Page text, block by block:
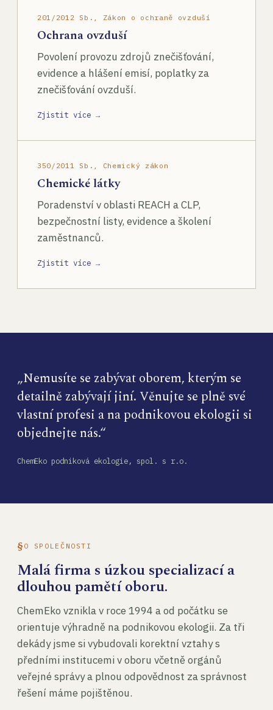
201/2012 Sb., Zákon o ochraně ovzduší
Ochrana ovzduší
Povolení provozu zdrojů znečišťování,
evidence a hlášení emisí, poplatky za
znečišťování ovzduší.
Zjistit více →
350/2011 Sb., Chemický zákon
Chemické látky
Poradenství v oblasti REACH a CLP,
bezpečnostní listy, evidence a školení
zaměstnanců.
Zjistit více →
„Nemusíte se zabývat oborem, kterým se
detailně zabývají jiní. Věnujte se plně své
vlastní profesi a na podnikovou ekologii si
objednejte nás.“
ChemEko podniková ekologie, spol. s r.o.
O SPOLEČNOSTI
Malá firma s úzkou specializací a
dlouhou pamětí oboru.
ChemEko vznikla v roce 1994 a od počátku se
orientuje výhradně na podnikovou ekologii. Za tři
dekády jsme si vybudovali korektní vztahy s
předními institucemi v oboru včetně orgánů
veřejné správy a plnou odpovědnost za správnost
řešení máme pojištěnou.